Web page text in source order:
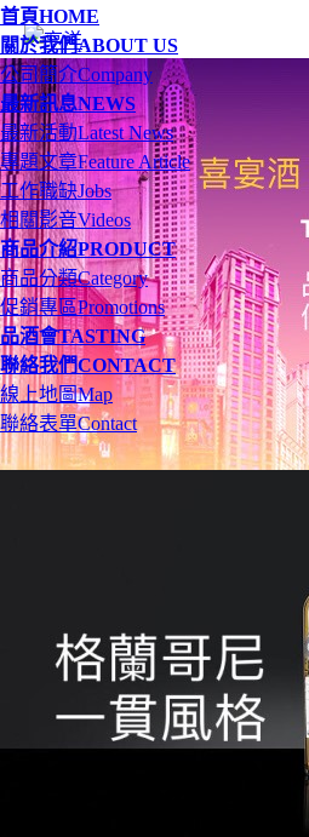
首頁HOME
關於我們ABOUT US
公司簡介Company
最新訊息NEWS
最新活動Latest News
專題文章Feature Article
工作職缺Jobs
相關影音Videos
商品介紹PRODUCT
商品分類Category
促銷專區Promotions
品酒會TASTING
聯絡我們CONTACT
線上地圖Map
聯絡表單Contact